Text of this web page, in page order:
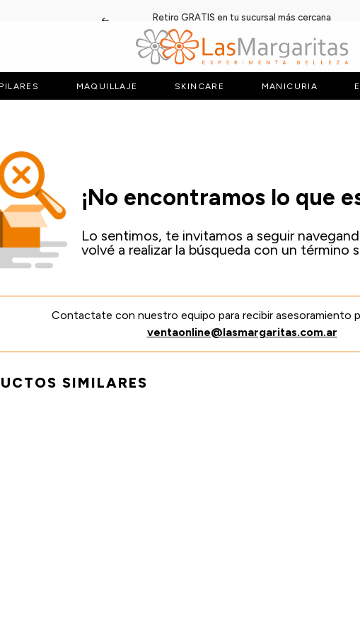
Retiro GRATIS en tu sucursal más cercana
MAQUILLAJE SKINCARE MANICURIA
¡No encontramos lo que
Lo sentimos, te invitamos a seguir
volvé a realizar la búsqueda con un término
Contactate con nuestro equipo para recibir asesoramiento
ventaonline@lasmargaritas.com.ar
SIMILARES